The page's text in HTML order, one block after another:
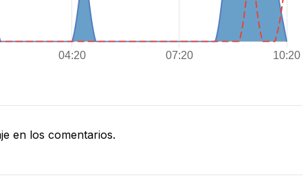
en los comentarios.